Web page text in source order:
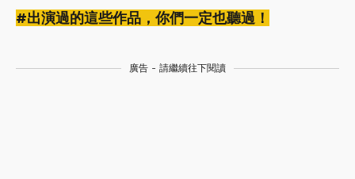
#出演過的這些作品，你們一定也聽過！
廣告 - 請繼續往下閱讀